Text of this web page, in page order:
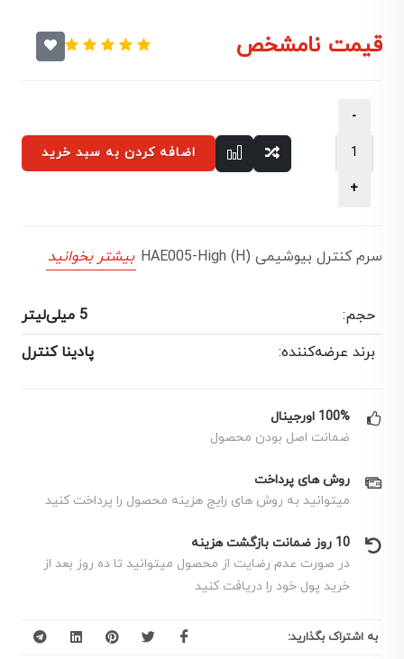
قیمت نامشخص
اضافه کردن به سبد خرید
سرم کنترل بیوشیمی HAE005-High (H) بیشتر بخوانید
حجم:
5 میلی‌لیتر
برند عرضه‌کننده:
پادینا کنترل
100% اورجینال
ضمانت اصل بودن محصول
روش های پرداخت
میتوانید به روش های رایج هزینه محصول را پرداخت کنید
10 روز ضمانت بازگشت هزینه
در صورت عدم رضایت از محصول میتوانید تا ده روز بعد از
خرید پول خود را دریافت کنید
به اشتراک بگذارید: